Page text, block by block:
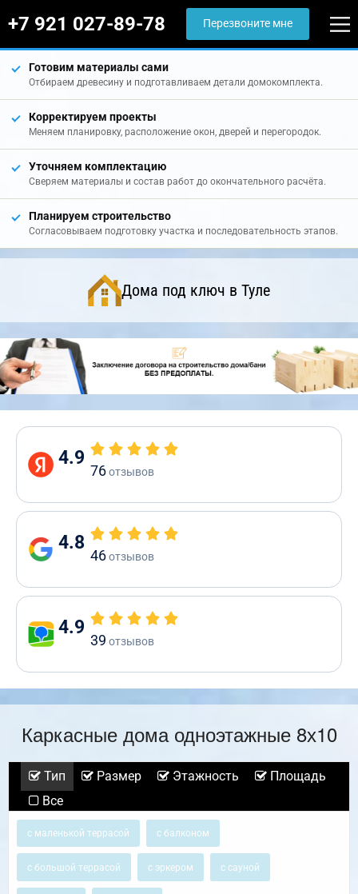
+7 921 027-89-78 Перезвоните мне
Готовим материалы сами
Отбираем древесину и подготавливаем детали домокомплекта.
Корректируем проекты
Меняем планировку, расположение окон, дверей и перегородок.
Уточняем комплектацию
Сверяем материалы и состав работ до окончательного расчёта.
Планируем строительство
Согласовываем подготовку участка и последовательность этапов.
Дома под ключ в Туле
4.9
76отзывов
4.8
46отзывов
4.9
39 отзывов
Каркасные дома одноэтажные 8х10
Тип Размер Этажность
Площадь
Все
с маленькой террасой с балконом
с большой террасой с эркером с сауной